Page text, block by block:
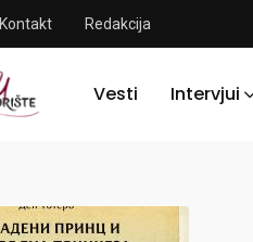
Kontakt Redakcija
Vesti Intervjui